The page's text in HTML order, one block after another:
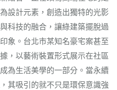
設計元素，創造出獨特的光影
科技的融合，讓綠建築擺脫過
象。台北市某知名豪宅案甚至
，以藝術裝置形式展示在社區
為生活美學的一部分。當永續
其吸引的就不只是環保意識強